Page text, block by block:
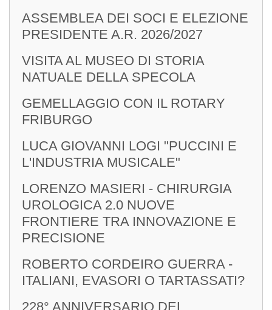
ASSEMBLEA DEI SOCI E ELEZIONE
PRESIDENTE A.R. 2026/2027
VISITA AL MUSEO DI STORIA
NATUALE DELLA SPECOLA
GEMELLAGGIO CON IL ROTARY
FRIBURGO
LUCA GIOVANNI LOGI "PUCCINI E
L'INDUSTRIA MUSICALE"
LORENZO MASIERI - CHIRURGIA
UROLOGICA 2.0 NUOVE
FRONTIERE TRA INNOVAZIONE E
PRECISIONE
ROBERTO CORDEIRO GUERRA -
ITALIANI, EVASORI O TARTASSATI?
228° ANNIVERSARIO DEL